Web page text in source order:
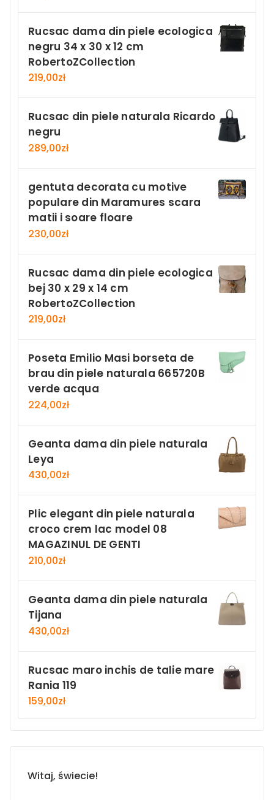
Rucsac dama din piele ecologica
negru 34 x 30 x 12 cm
RobertoZCollection
219,00zł
Rucsac din piele naturala Ricardo
negru
289,00zł
gentuta decorata cu motive
populare din Maramures scara
matii i soare floare
230,00zł
Rucsac dama din piele ecologica
bej 30 x 29 x 14 cm
RobertoZCollection
219,00zł
Poseta Emilio Masi borseta de
brau din piele naturala 665720B
verde acqua
224,00zł
Geanta dama din piele naturala
Leya
430,00zł
Plic elegant din piele naturala
croco crem lac model 08
MAGAZINUL DE GENTI
210,00zł
Geanta dama din piele naturala
Tijana
430,00zł
Rucsac maro inchis de talie mare
Rania 119
159,00zł
Witaj, świecie!